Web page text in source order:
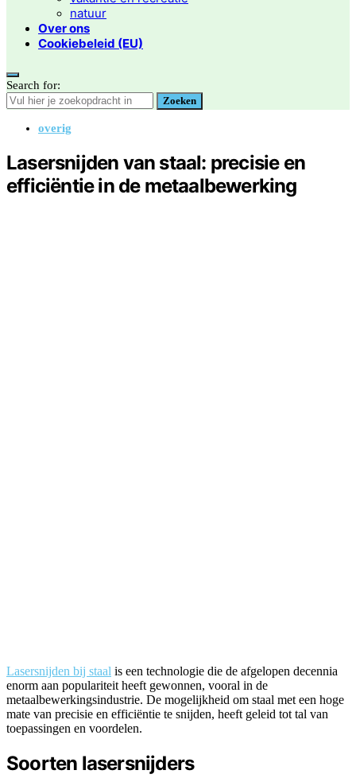
natuur
Over ons
Cookiebeleid (EU)
Search for:
Zoeken
overig
Lasersnijden van staal: precisie en
efficiëntie in de metaalbewerking
Lasersnijden bij staal is een technologie die de afgelopen decennia
enorm aan populariteit heeft gewonnen, vooral in de
metaalbewerkingsindustrie. De mogelijkheid om staal met een hoge
mate van precisie en efficiëntie te snijden, heeft geleid tot tal van
toepassingen en voordelen.
Soorten lasersnijders